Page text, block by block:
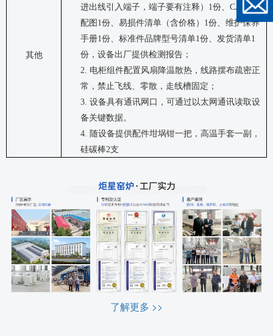
其他
进出线引入端子，端子要有注释） 1份、 CAD装
配图 1份、易损件清单（含价格） 1份、维护保养
手册1份、标准件品牌型号清单1份、发货清单1
份，设备出厂提供检测报告；
2. 电柜组件配置风扇降温散热，线路摆布疏密正
常，禁止飞线、零散，走线槽固定；
3. 设备具有通讯网口，可通过以太网通讯读取设
备关键数据。
4. 随设备提供配件坩埚钳一把，高温手套一副，
硅碳棒2支
了解更多 >>